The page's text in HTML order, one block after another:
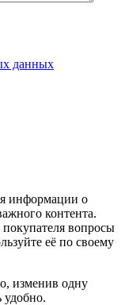
данных
информации о
контента.
вопросы
её по своему
изменив одну
удобно.